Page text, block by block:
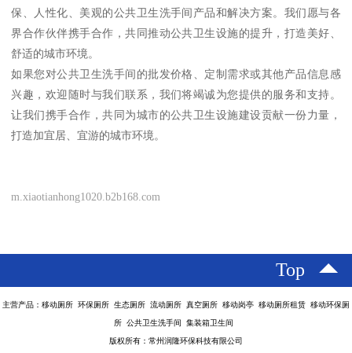
保、人性化、美观的公共卫生洗手间产品和解决方案。我们愿与各
界合作伙伴携手合作，共同推动公共卫生设施的提升，打造美好、
舒适的城市环境。
如果您对公共卫生洗手间的批发价格、定制需求或其他产品信息感
兴趣，欢迎随时与我们联系，我们将竭诚为您提供的服务和支持。
让我们携手合作，共同为城市的公共卫生设施建设贡献一份力量，
打造加宜居、宜游的城市环境。
m.xiaotianhong1020.b2b168.com
Top
主营产品：移动厕所 环保厕所 生态厕所 流动厕所 真空厕所 移动岗亭 移动厕所租赁 移动环保厕
所 公共卫生洗手间 集装箱卫生间
版权所有：常州润隆环保科技有限公司